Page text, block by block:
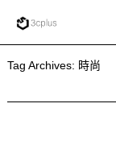
Tag Archives: 時尚